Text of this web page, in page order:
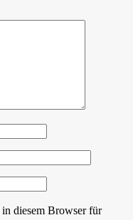
diesem Browser für